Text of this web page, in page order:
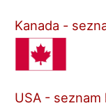
Kanada -
USA -